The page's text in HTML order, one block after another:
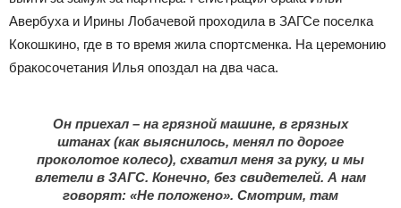
Авербуха и Ирины Лобачевой проходила в ЗАГСе поселка
Кокошкино, где в то время жила спортсменка. На церемонию
бракосочетания Илья опоздал на два часа.
Он приехал – на грязной машине, в грязных
штанах (как выяснилось, менял по дороге
проколотое колесо), схватил меня за руку, и мы
влетели в ЗАГС. Конечно, без свидетелей. А нам
говорят: «Не положено». Смотрим, там